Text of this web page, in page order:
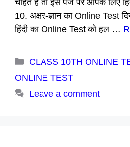
चाहते है तो इस पेज पर आपके लिए
10. अक्षर-ज्ञान का Online Test
हिंदी का Online Test को हल …
Categories
CLASS 10TH ONLINE
ONLINE TEST
Leave a comment